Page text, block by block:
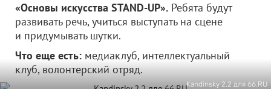
«Основы искусства STAND-UP». Ребята будут
развивать речь, учиться выступать на сцене
и придумывать шутки.
Что еще есть: медиаклуб, интеллектуальный
клуб, волонтерский отряд.
Kandinsky 2.2 для 66.RU